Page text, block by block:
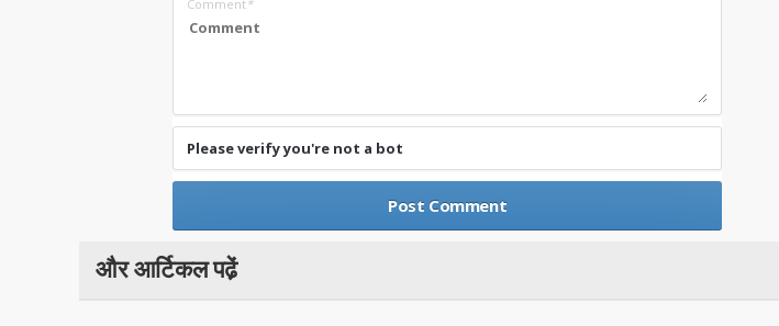
Comment*
Please verify you're not a bot
और आर्टिकल पढे़ं